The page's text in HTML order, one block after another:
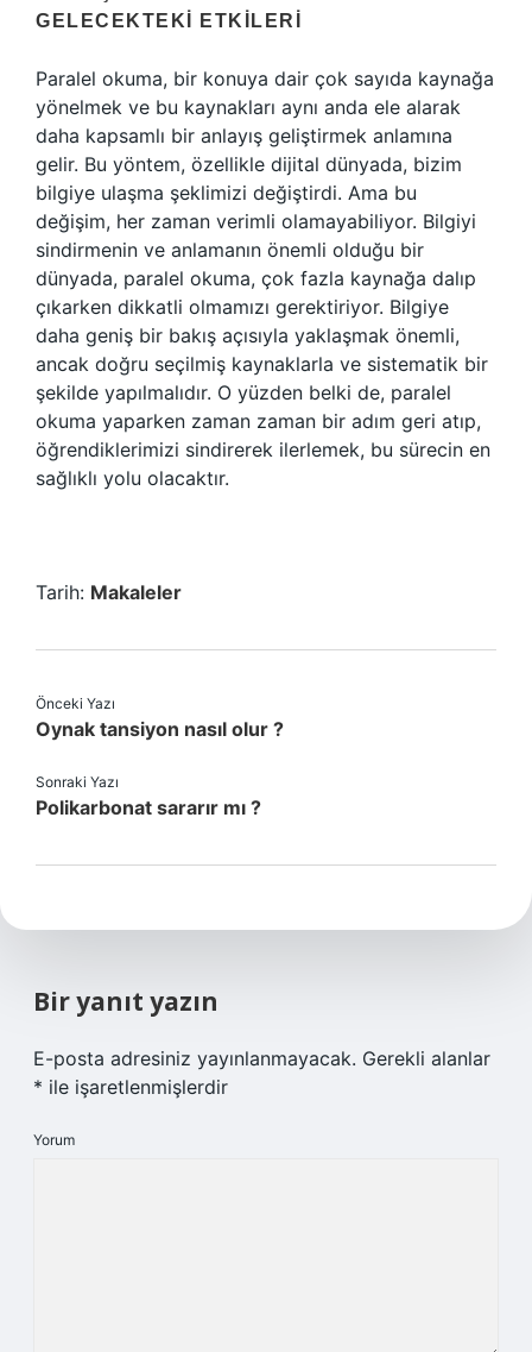
GELECEKTEKI ETKILERI
Paralel okuma, bir konuya dair çok sayıda kaynağa
yönelmek ve bu kaynakları aynı anda ele alarak
daha kapsamlı bir anlayış geliştirmek anlamına
gelir. Bu yöntem, özellikle dijital dünyada, bizim
bilgiye ulaşma şeklimizi değiştirdi. Ama bu
değişim, her zaman verimli olamayabiliyor. Bilgiyi
sindirmenin ve anlamanın önemli olduğu bir
dünyada, paralel okuma, çok fazla kaynağa dalıp
çıkarken dikkatli olmamızı gerektiriyor. Bilgiye
daha geniş bir bakış açısıyla yaklaşmak önemli,
ancak doğru seçilmiş kaynaklarla ve sistematik bir
şekilde yapılmalıdır. O yüzden belki de, paralel
okuma yaparken zaman zaman bir adım geri atıp,
öğrendiklerimizi sindirerek ilerlemek, bu sürecin en
sağlıklı yolu olacaktır.
Tarih: Makaleler
Önceki Yazı
Oynak tansiyon nasıl olur ?
Sonraki Yazı
Polikarbonat sararır mı ?
Bir yanıt yazın
E-posta adresiniz yayınlanmayacak. Gerekli alanlar
* ile işaretlenmişlerdir
Yorum